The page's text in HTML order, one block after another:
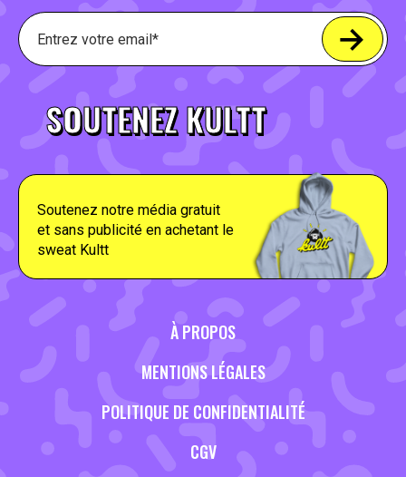
SOUTENEZ KULTT
Soutenez notre média gratuit
et sans publicité en achetant le
sweat Kultt
À PROPOS
MENTIONS LÉGALES
POLITIQUE DE CONFIDENTIALITÉ
CGV